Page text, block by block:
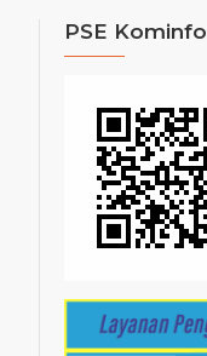
PSE Kominfo